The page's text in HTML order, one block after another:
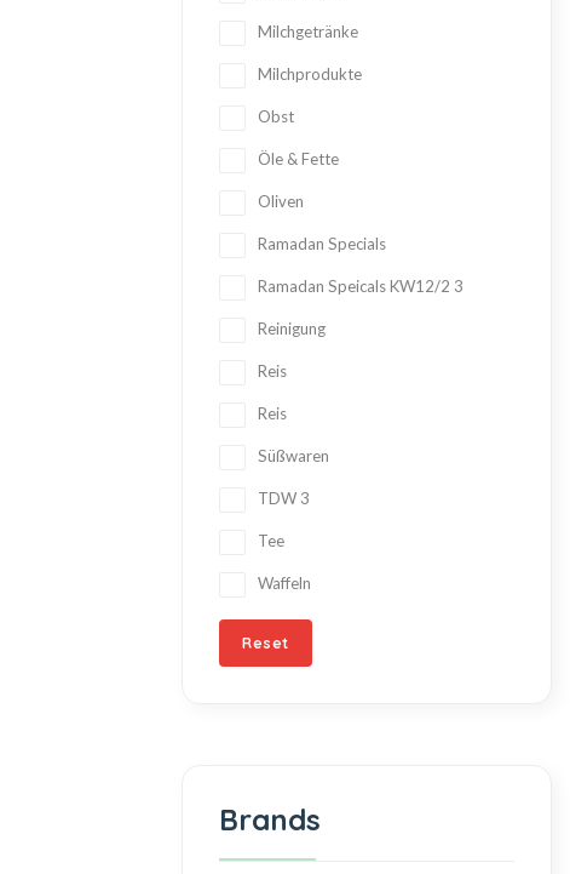
Milchgetränke
Milchprodukte
Obst
Öle & Fette
Oliven
Ramadan Specials
Ramadan Speicals KW12/2 3
Reinigung
Reis
Reis
Süßwaren
TDW 3
Tee
Waffeln
Reset
Brands